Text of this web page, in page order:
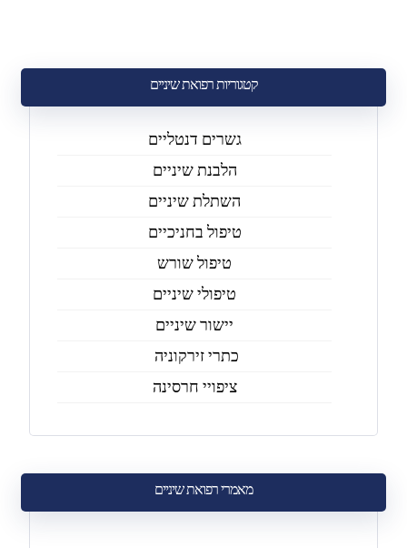
קטגוריות רפואת שיניים
גשרים דנטליים
הלבנת שיניים
השתלת שיניים
טיפול בחניכיים
טיפול שורש
טיפולי שיניים
יישור שיניים
כתרי זירקוניה
ציפויי חרסינה
מאמרי רפואת שיניים